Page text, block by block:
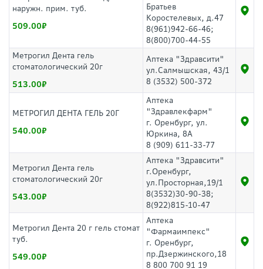
наружн. прим. туб.
509.00
Братьев
Коростелевых, д.47
8(961)942-66-46;
8(800)700-44-55
Метрогил Дента гель
стоматологический 20г
513.00
Аптека "Здравсити"
ул.Салмышская, 43/1
8 (3532) 500-372
МЕТРОГИЛ ДЕНТА ГЕЛЬ 20Г
540.00
Аптека
"Здравлекфарм"
г. Оренбург, ул.
Юркина, 8А
8 (909) 611-33-77
Метрогил Дента гель
стоматологический 20г
543.00
Аптека "Здравсити"
г.Оренбург,
ул.Просторная,19/1
8(3532)30-90-38;
8(922)815-10-47
Метрогил Дента 20 г гель стомат
туб.
549.00
Аптека
"Фармаимпекс"
г. Оренбург,
пр.Дзержинского,18
8 800 700 91 19